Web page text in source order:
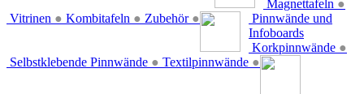
Magnettafeln ●
Vitrinen ● Kombitafeln ● Zubehör ●
Pinnwände und
Infoboards
Korkpinnwände ●
Selbstklebende Pinnwände ● Textilpinnwände ●